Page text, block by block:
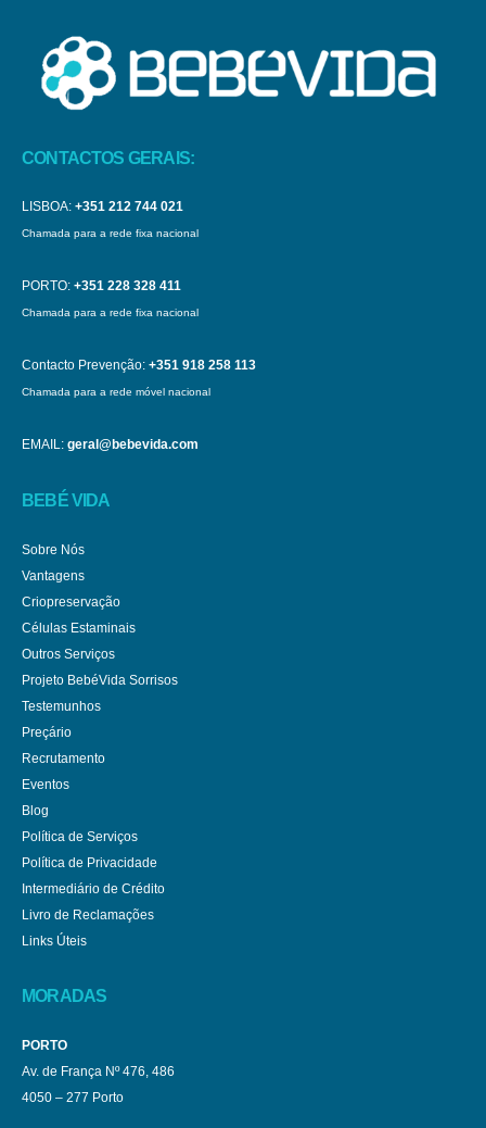
CONTACTOS GERAIS:
LISBOA: +351 212 744 021
Chamada para a rede fixa nacional
PORTO: +351 228 328 411
Chamada para a rede fixa nacional
Contacto Prevenção: +351 918 258 113
Chamada para a rede móvel nacional
EMAIL: geral@bebevida.com
BEBÉ VIDA
Sobre Nós
Vantagens
Criopreservação
Células Estaminais
Outros Serviços
Projeto BebéVida Sorrisos
Testemunhos
Preçário
Recrutamento
Eventos
Blog
Política de Serviços
Política de Privacidade
Intermediário de Crédito
Livro de Reclamações
Links Úteis
MORADAS
PORTO
Av. de França Nº 476, 486
4050 – 277 Porto